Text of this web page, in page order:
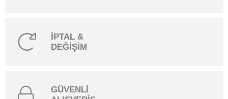
İPTAL &
DEĞİŞİM
GÜVENLİ